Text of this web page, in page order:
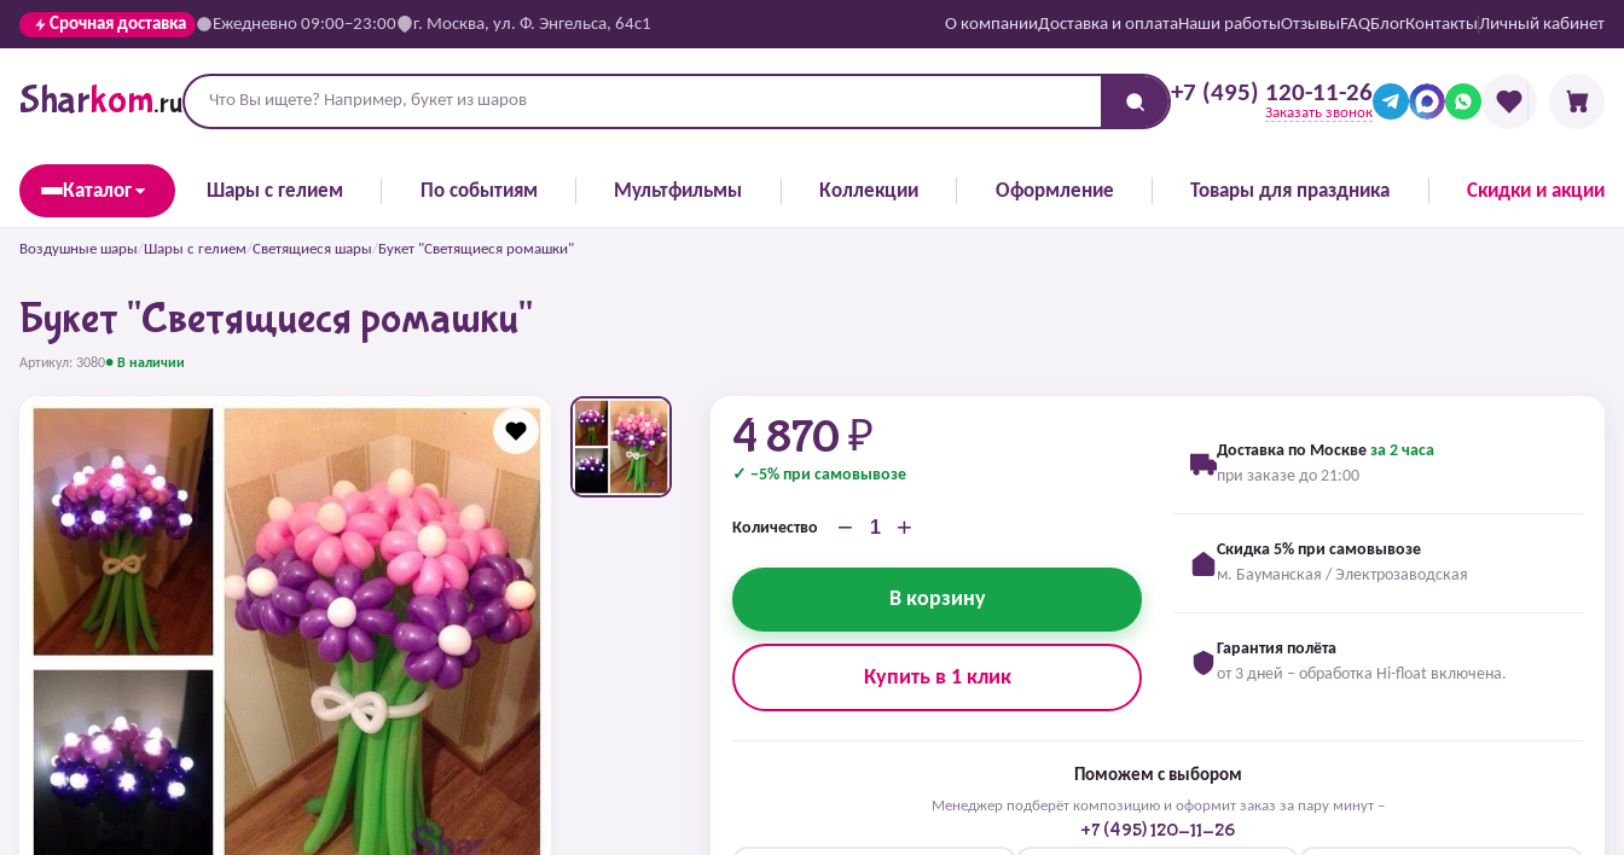
Срочная доставка Ежедневно 09:00–23:00 г. Москва, ул. Ф. Энгельса, 64с1 О компанииДоставка и оплатаНаши работыОтзывыFAQБлогКонтактыЛичный кабинет
Sharkom.ru +7 (495) 120-11-26
Заказать звонок
Каталог Шары с гелием По событиям Мультфильмы Коллекции Оформление Товары для праздника Скидки и акции
Воздушные шары/Шары с гелием/Светящиеся шары/Букет "Светящиеся ромашки"
Букет "Светящиеся ромашки"
Артикул: 3080● В наличии
4 870 ₽
✓ −5% при самовывозе
Количество − +
В корзину
Купить в 1 клик
Доставка по Москве за 2 часа
при заказе до 21:00
Скидка 5% при самовывозе
м. Бауманская / Электрозаводская
Гарантия полёта
от 3 дней – обработка Hi-float включена.
Поможем с выбором
Менеджер подберёт композицию и оформит заказ за пару минут –
+7 (495) 120-11-26